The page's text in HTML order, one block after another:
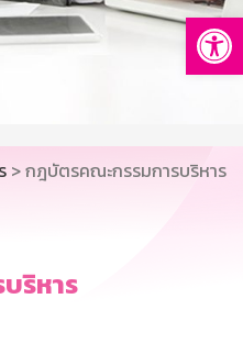
EN
> กฎบัตรคณะกรรมการบริหาร
ริหาร